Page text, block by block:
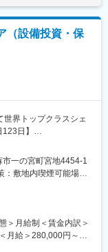
ィ溢れる商品づくり
た生活ソリューショ
べく挑戦を続けてい
蔵として、日本酒本
造ることに徹底してこ
を共に守り次世代に
く、菊池川流域全体
（設備投資・保
世界トップクラスシェ
日】
務
材を確保するため
市一の宮町宮地4454-1
：敷地内喫煙可能場所
＞月給制＜賃金内訳＞
月給＞280,000円～